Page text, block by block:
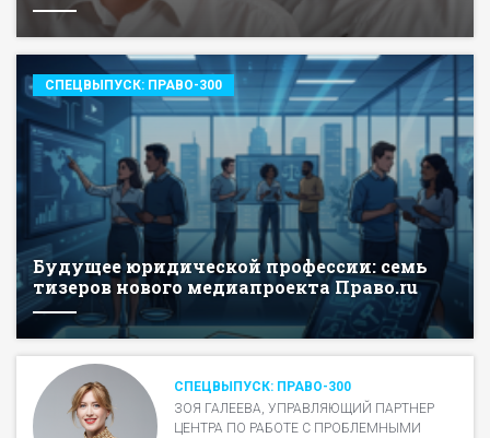
СПЕЦВЫПУСК: ПРАВО-300
Будущее юридической профессии: семь
тизеров нового медиапроекта Право.ru
СПЕЦВЫПУСК: ПРАВО-300
ЗОЯ ГАЛЕЕВА, УПРАВЛЯЮЩИЙ ПАРТНЕР
ЦЕНТРА ПО РАБОТЕ С ПРОБЛЕМНЫМИ